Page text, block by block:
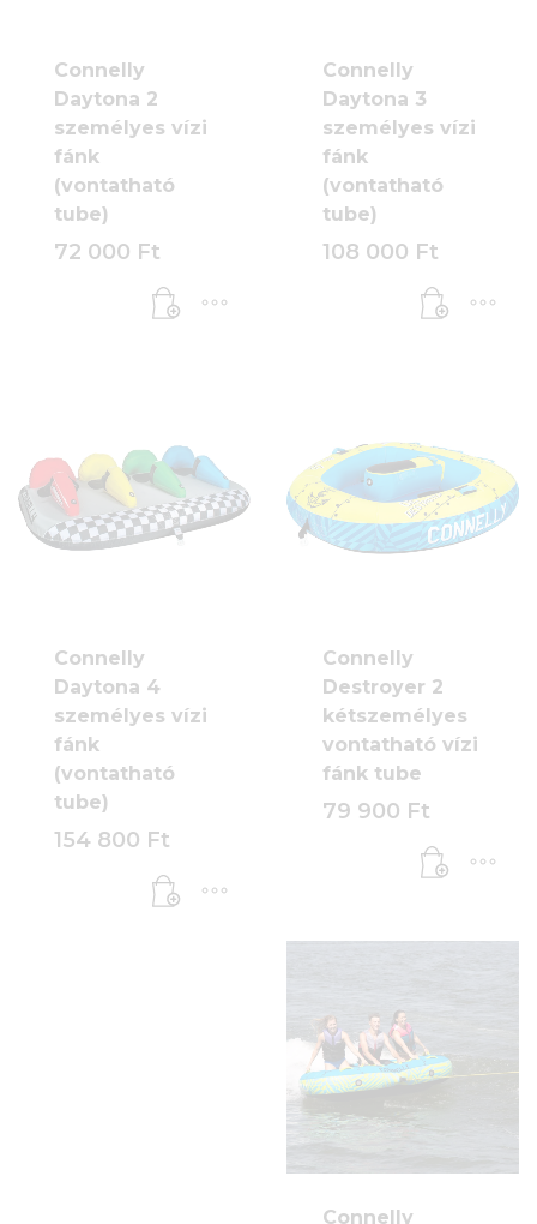
Connelly
Daytona 2
személyes vízi
fánk
(vontatható
tube)
72 000 Ft
Connelly
Daytona 3
személyes vízi
fánk
(vontatható
tube)
108 000 Ft
Connelly
Daytona 4
személyes vízi
fánk
(vontatható
tube)
154 800 Ft
Connelly
Destroyer 2
kétszemélyes
vontatható vízi
fánk tube
79 900 Ft
Connelly